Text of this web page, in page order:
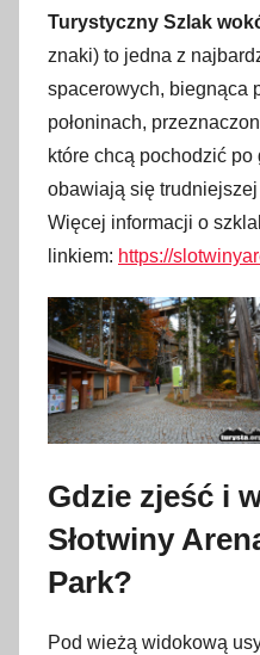
Turystyczny Szlak
znaki) to jedna z
spacerowych, biegnąca
połoninach,
które chcą pochodzić
obawiają się
Więcej informacji o
linkiem: https://
Gdzie zjeść i
Słotwiny
Park?
Pod wieżą widokową